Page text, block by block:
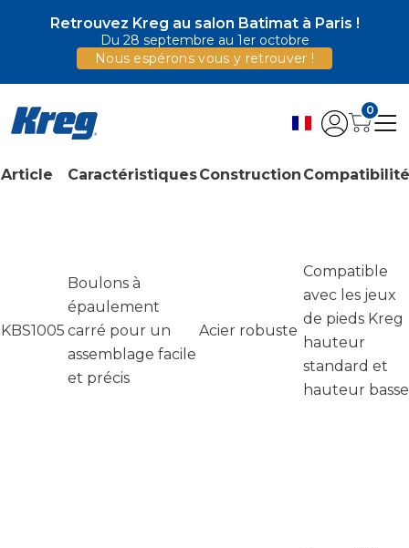
Retrouvez Kreg au salon Batimat à Paris !
Du 28 septembre au 1er octobre
Nous espérons vous y retrouver !
0
Article CaractéristiquesConstruction Compatibilité
KBS1005
Boulons à
épaulement
carré pour un
assemblage facile
et précis
Acier robuste
Compatible
avec les jeux
de pieds Kreg
hauteur
standard et
hauteur basse